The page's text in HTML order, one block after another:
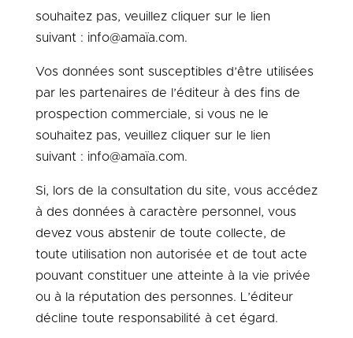
souhaitez pas, veuillez cliquer sur le lien
suivant : info@amaïa.com.
Vos données sont susceptibles d’être utilisées
par les partenaires de l’éditeur à des fins de
prospection commerciale, si vous ne le
souhaitez pas, veuillez cliquer sur le lien
suivant : info@amaïa.com.
Si, lors de la consultation du site, vous accédez
à des données à caractère personnel, vous
devez vous abstenir de toute collecte, de
toute utilisation non autorisée et de tout acte
pouvant constituer une atteinte à la vie privée
ou à la réputation des personnes. L’éditeur
décline toute responsabilité à cet égard.